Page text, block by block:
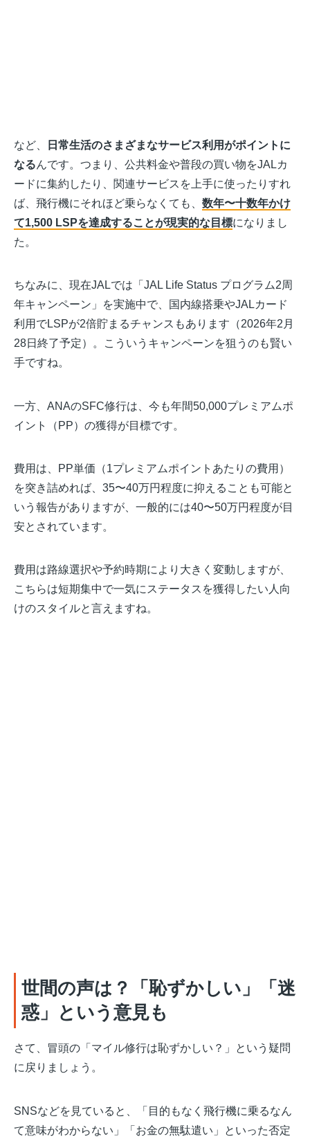
など、
日常生活のさまざまなサービス利用がポイントに
なるんです。つまり、公共料金や普段の買い物をJALカ
ードに集約したり、関連サービスを上手に使ったりすれ
ば、飛行機にそれほど乗らなくても、 数年〜十数年かけ
て1,500 LSPを達成することが現実的な目標になりまし
た。
ちなみに、現在JALでは「JAL Life Status プログラム2周
年キャンペーン」を実施中で、国内線搭乗やJALカード
利用でLSPが2倍貯まるチャンスもあります（2026年2月
28日終了予定）。こういうキャンペーンを狙うのも賢い
手ですね。
一方、ANAのSFC修行は、今も年間50,000プレミアムポ
イント（PP）の獲得が目標です。
費用は、PP単価（1プレミアムポイントあたりの費用）
を突き詰めれば、35〜40万円程度に抑えることも可能と
いう報告がありますが、一般的には40〜50万円程度が目
安とされています。
費用は路線選択や予約時期により大きく変動しますが、
こちらは短期集中で一気にステータスを獲得したい人向
けのスタイルと言えますね。
世間の声は？「恥ずかしい」「迷
惑」という意見も
さて、冒頭の「マイル修行は恥ずかしい？」という疑問
に戻りましょう。
SNSなどを見ていると、「目的もなく飛行機に乗るなん
て意味がわからない」「お金の無駄遣い」といった否定